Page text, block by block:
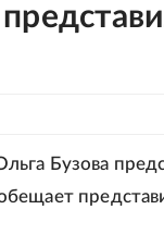
Бузова